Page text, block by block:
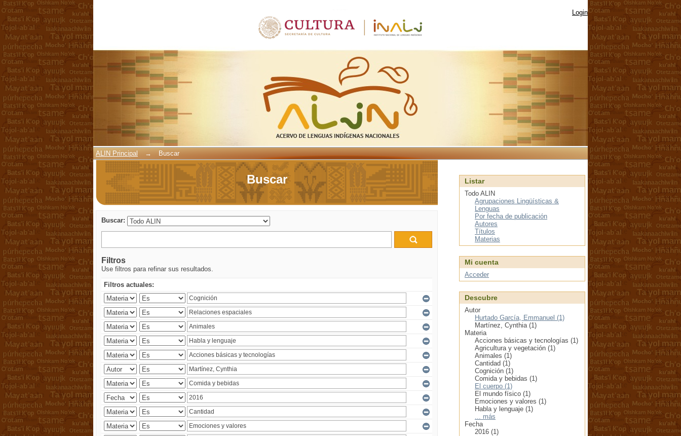
Login
ALIN Principal → Buscar
Buscar
Buscar:
Filtros
Use filtros para refinar sus resultados.
Filtros actuales:
Listar
Todo ALIN
Agrupaciones Lingüísticas &
Lenguas
Por fecha de publicación
Autores
Títulos
Materias
Mi cuenta
Acceder
Descubre
Autor
Hurtado García, Emmanuel (1)
Martínez, Cynthia (1)
Materia
Acciones básicas y tecnologías (1)
Agricultura y vegetación (1)
Animales (1)
Cantidad (1)
Cognición (1)
Comida y bebidas (1)
El cuerpo (1)
El mundo físico (1)
Emociones y valores (1)
Habla y lenguaje (1)
... más
Fecha
2016 (1)